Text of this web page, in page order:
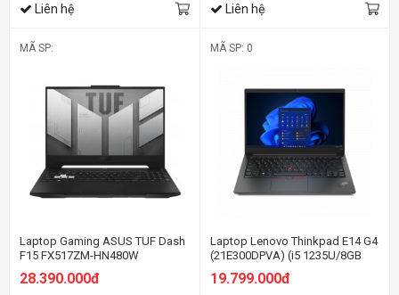
Liên hệ Liên hệ
MÃ SP:
Laptop Gaming ASUS TUF Dash
F15 FX517ZM-HN480W
28.390.000đ
MÃ SP: 0
Laptop Lenovo Thinkpad E14 G4
(21E300DPVA) (i5 1235U/8GB
RAM/512GB SSD/14.0 FHD/Dos/
Đen)
19.799.000đ